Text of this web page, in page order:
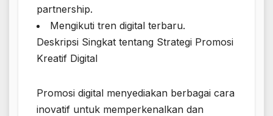
partnership.
Mengikuti tren digital terbaru.
Deskripsi Singkat tentang Strategi Promosi
Kreatif Digital
Promosi digital menyediakan berbagai cara
inovatif untuk memperkenalkan dan